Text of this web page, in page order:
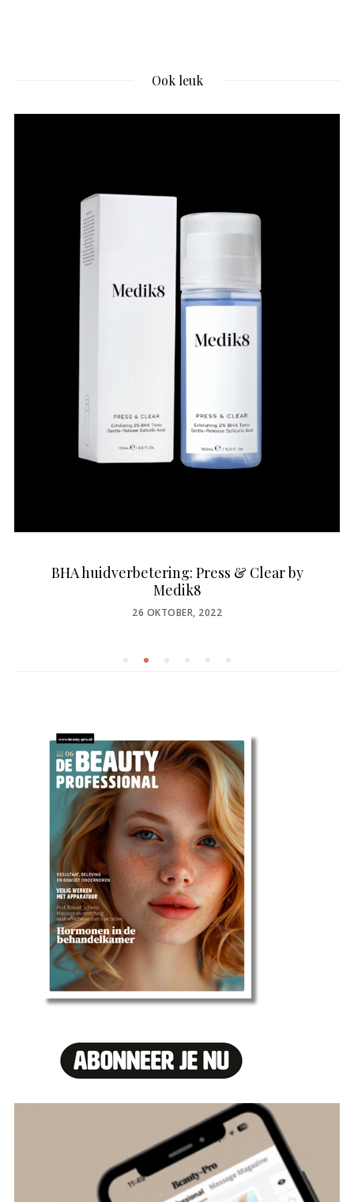
Ook leuk
BHA huidverbetering: Press & Clear by
Medik8
POSTED
26 OKTOBER, 2022